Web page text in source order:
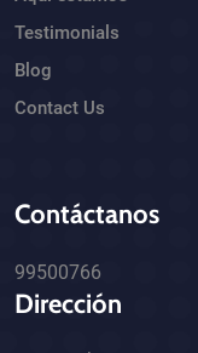
Testimonials
Blog
Contact Us
Contáctanos
99500766
Dirección